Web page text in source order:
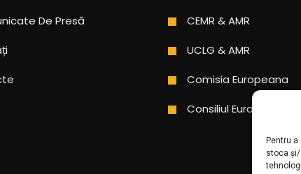
Pentru
stoca
De Presă
CEMR & AMR
UCLG & AMR
Comisia Europeana
Consiliul Europei